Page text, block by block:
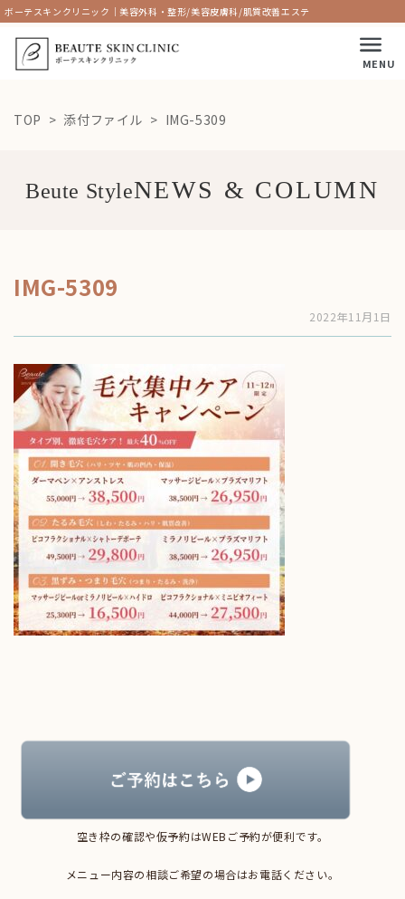
ボーテスキンクリニック｜美容外科・整形/美容皮膚科/肌質改善エステ
MENU
TOP 添付ファイル IMG-5309
Beute Style
IMG-5309
2022年11月1日
空き枠の確認や仮予約はWEBご予約が便利です。
メニュー内容の相談ご希望の場合はお電話ください。